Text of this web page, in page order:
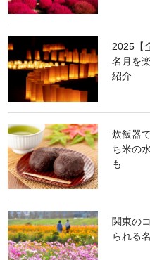
2025【
名月を
紹介
炊飯器
ち米の
も
関東の
られる